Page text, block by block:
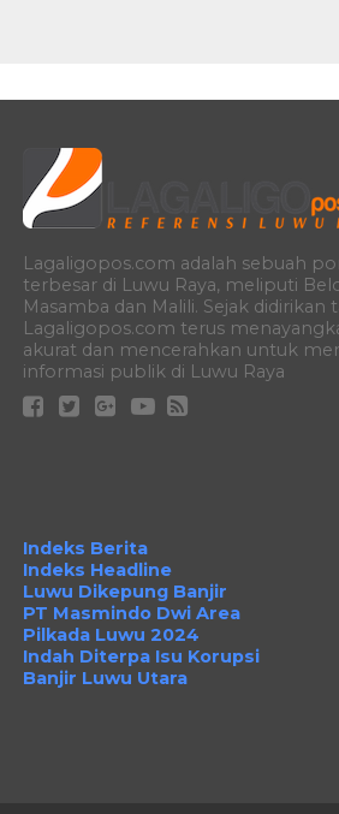
Lagaligopos.com adalah sebuah
terbesar di Luwu Raya, meliputi
Masamba dan Malili. Sejak didirikan
Lagaligopos.com terus
akurat dan mencerahkan untuk
informasi publik di Luwu Raya
Indeks Berita
Indeks Headline
Luwu Dikepung Banjir
PT Masmindo Dwi Area
Pilkada Luwu 2024
Indah Diterpa Isu Korupsi
Banjir Luwu Utara